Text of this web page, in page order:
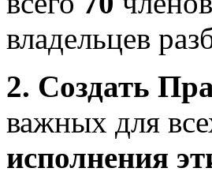
владельцев
2. Создать
важных для
исполнения